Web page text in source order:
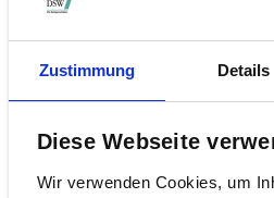
Zustimmung Details
Diese Webseite
Wir verwenden Cookies, um
Interessen des
stehen sich diametral
Konkurrenzverhältnis,
Durchsetzung von